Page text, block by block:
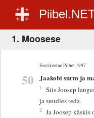
1. Moosese
Eestikeelne Piibel 1997
50 Jaakobi surm ja
1
Siis Joosep
ja suudles teda.
2 Ja Joosep käskis